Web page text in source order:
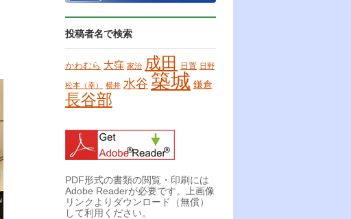
投稿者名で検索
かわむら 大窪 家治 成田 日置 日野
松本（幸） 横井 水谷 築城 鎌倉
長谷部
PDF形式の書類の閲覧・印刷には
Adobe Readerが必要です。上画像
リンクよりダウンロード（無償）
して利用ください。